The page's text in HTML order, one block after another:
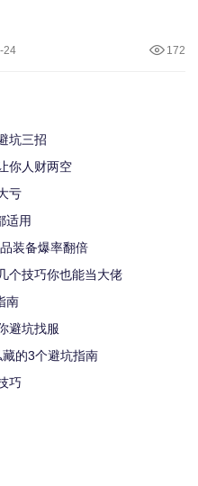
24 172
坑三招
你人财两空
亏
适用
装备爆率翻倍
个技巧你也能当大佬
南
避坑找服
的3个避坑指南
巧